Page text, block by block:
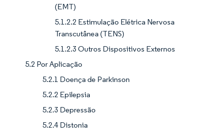
(EMT)
5.1.2.2 Estimulação Elétrica Nervosa
Transcutânea (TENS)
5.1.2.3 Outros Dispositivos Externos
5.2 Por Aplicação
5.2.1 Doença de Parkinson
5.2.2 Epilepsia
5.2.3 Depressão
5.2.4 Distonia